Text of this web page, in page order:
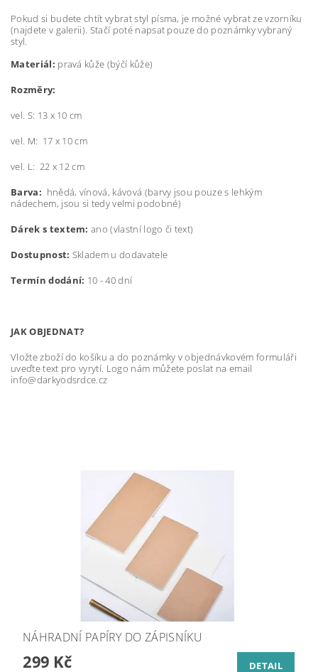
Pokud si budete chtít vybrat styl písma, je možné vybrat ze vzorníku
(najdete v galerii). Stačí poté napsat pouze do poznámky vybraný
styl.
Materiál: pravá kůže (býčí kůže)
Rozměry:
vel. S: 13 x 10 cm
vel. M: 17 x 10 cm
vel. L: 22 x 12 cm
Barva: hnědá, vínová, kávová (barvy jsou pouze s lehkým
nádechem, jsou si tedy velmi podobné)
Dárek s textem:ano (vlastní logo či text)
Dostupnost: Skladem u dodavatele
Termín dodání: 10 - 40 dní
JAK OBJEDNAT?
Vložte zboží do košíku a do poznámky v objednávkovém formuláři
uveďte text pro vyrytí. Logo nám můžete poslat na email
info@darkyodsrdce.cz
NÁHRADNÍ PAPÍRY DO ZÁPISNÍKU
299 Kč DETAIL